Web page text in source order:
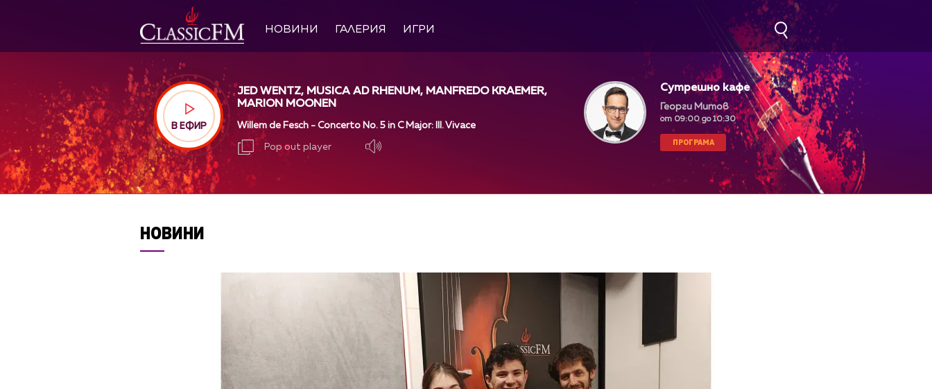
НОВИНИ ГАЛЕРИЯ ИГРИ
В ЕФИР
JED WENTZ, MUSICA AD RHENUM, MANFREDO KRAEMER,
MARION MOONEN
Willem de Fesch - Concerto No. 5 in C Major: III. Vivace
Pop out player
Сутрешно кафе
Георги Митов
от 09:00 до 10:30
ПРОГРАМА
НОВИНИ